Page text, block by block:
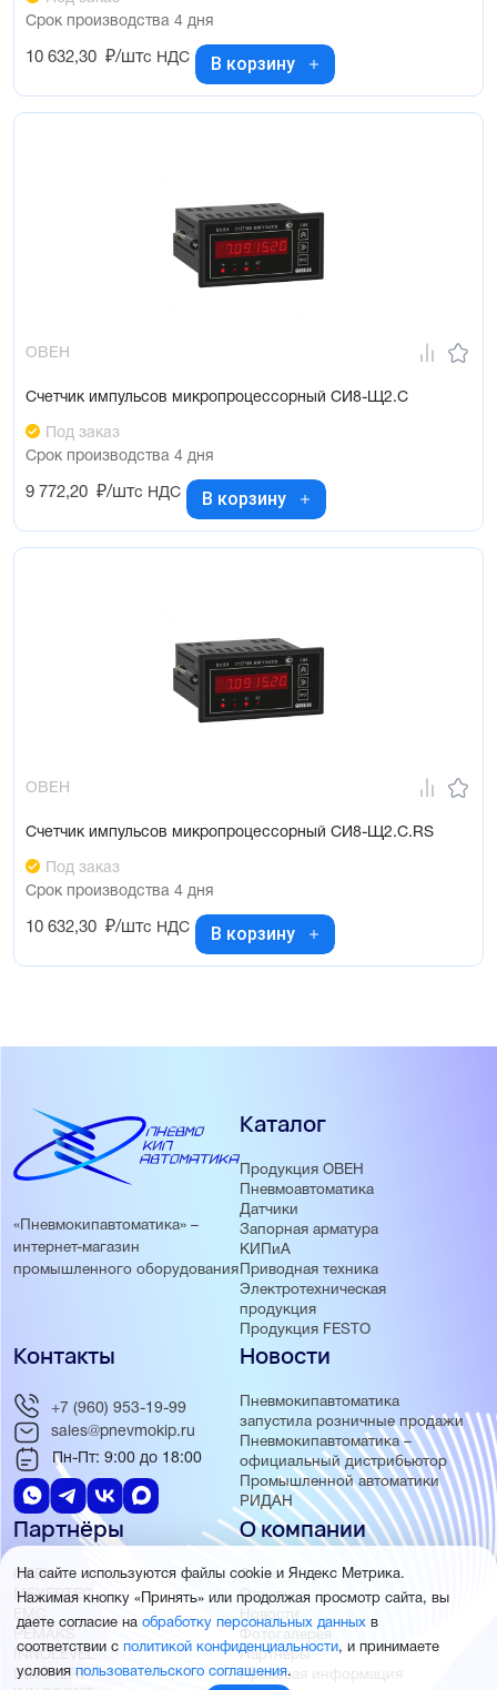
Срок производства 4 дня
10 632,30 ₽/штс НДС В корзину
ОВЕН
Счетчик импульсов микропроцессорный СИ8-Щ2.С
Под заказ
Срок производства 4 дня
9 772,20 ₽/штс НДС В корзину
ОВЕН
Счетчик импульсов микропроцессорный СИ8-Щ2.С.RS
Под заказ
Срок производства 4 дня
10 632,30 ₽/штс НДС В корзину
«Пневмокипавтоматика» –
интернет-магазин
промышленного оборудования
Каталог
Продукция ОВЕН
Пневмоавтоматика
Датчики
Запорная арматура
КИПиА
Приводная техника
Электротехническая
продукция
Продукция FESTO
Новости
Пневмокипавтоматика
запустила розничные продажи
Пневмокипавтоматика –
официальный дистрибьютор
Промышленной автоматики
РИДАН
Партнёры
ОВЕН
MEYERTEC
EMC
PEMAKS
INNOLEVEL
INNOVERT
О компании
О нас
Отзывы
Новости
Фотогалерея
Партнёры
Правовая информация
Контакты
+7 (960) 953-19-99
sales@pnevmokip.ru
Пн-Пт: 9:00 до 18:00
На сайте используются файлы cookie и Яндекс Метрика.
Нажимая кнопку «Принять» или продолжая просмотр сайта, вы
даете согласие на обработку персональных данных в
соответствии с политикой конфиденциальности, и принимаете
условияпользовательского соглашения.